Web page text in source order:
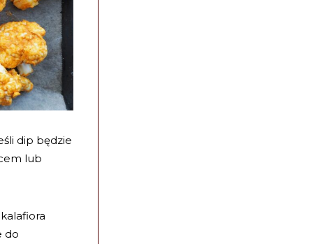
dip będzie
lub
do